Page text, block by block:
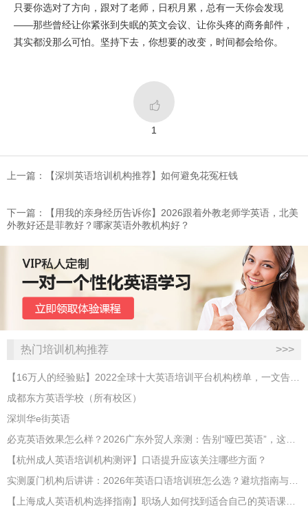
只要你选对了方向，跟对了老师，日积月累，总有一天你会发现
——那些曾经让你紧张到失眠的英文会议、让你头疼的商务邮件，
其实都没那么可怕。坚持下去，你想要的改变，时间都会给你。

1
上一篇：​【深圳英语培训机构推荐】如何避免花冤枉钱
下一篇：【用我的亲身经历告诉你】2026跟着外教老师学英语，北美
外教好还是菲教好？哪家英语外教机构好？
热门培训机构推荐 >>>
【16万人的经验贴】2022全球十大英语培训平台机构榜单，一文告诉你
成都东方英语学校（所有校区）
深圳华e街英语
必克英语效果怎么样？2026广东外贸人亲测：告别“哑巴英语”，这才是成年人最高效的自救指南！
【杭州成人英语培训机构测评】口语提升应该关注哪些方面？
实测厦门机构后讲讲：2026年英语口语培训班怎么选？避坑指南与高效学习新范式
【上海成人英语机构选择指南】职场人如何找到适合自己的英语课程？